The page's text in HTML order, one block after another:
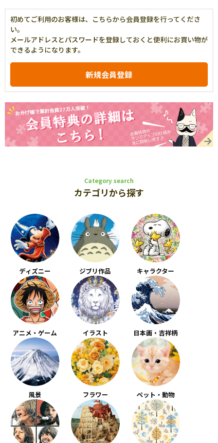
初めてご利用のお客様は、こちらから会員登録を行ってくださ
い。
メールアドレスとパスワードを登録しておくと便利にお買い物が
できるようになります。
Category search
カテゴリから探す
ディズニー ジブリ作品 キャラクター
アニメ・ゲーム イラスト 日本画・吉祥柄
風景 フラワー ペット・動物